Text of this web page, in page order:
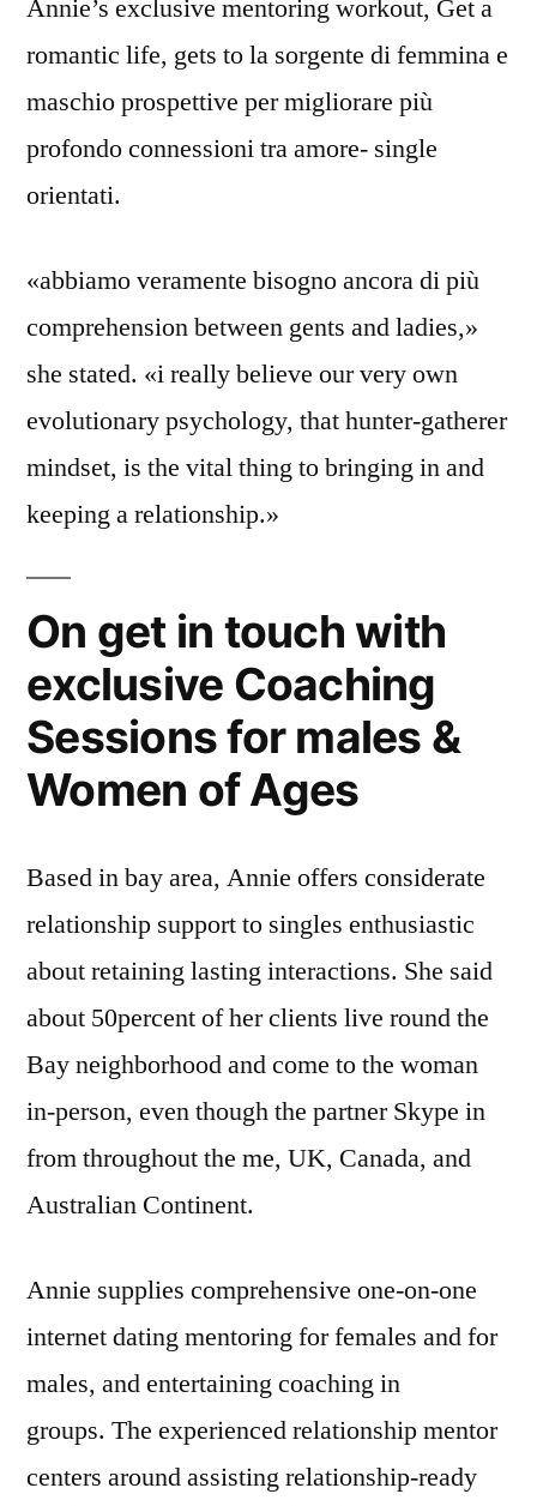
Annie’s exclusive mentoring workout, Get a
romantic life, gets to la sorgente di femmina e
maschio prospettive per migliorare più
profondo connessioni tra amore- single
orientati.
«abbiamo veramente bisogno ancora di più
comprehension between gents and ladies,»
she stated. «i really believe our very own
evolutionary psychology, that hunter-gatherer
mindset, is the vital thing to bringing in and
keeping a relationship.»
On get in touch with
exclusive Coaching
Sessions for males &
Women of Ages
Based in bay area, Annie offers considerate
relationship support to singles enthusiastic
about retaining lasting interactions. She said
about 50percent of her clients live round the
Bay neighborhood and come to the woman
in-person, even though the partner Skype in
from throughout the me, UK, Canada, and
Australian Continent.
Annie supplies comprehensive one-on-one
internet dating mentoring for females and for
males, and entertaining coaching in
groups. The experienced relationship mentor
centers around assisting relationship-ready